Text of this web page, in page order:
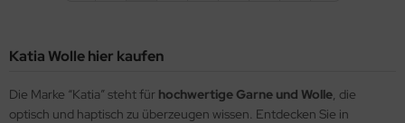
Katia Wolle hier kaufen
Die Marke “Katia” steht für hochwertige Garne und Wolle, die
optisch und haptisch zu überzeugen wissen. Entdecken Sie in